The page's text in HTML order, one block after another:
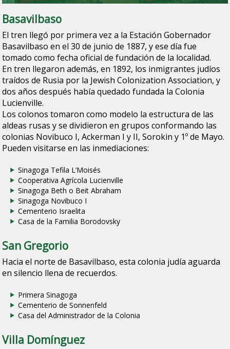
Basavilbaso
El tren llegó por primera vez a la Estación Gobernador
Basavilbaso en el 30 de junio de 1887, y ese día fue
tomado como fecha oficial de fundación de la localidad.
En tren llegaron además, en 1892, los inmigrantes judíos
traídos de Rusia por la Jewish Colonization Association, y
dos años después había quedado fundada la Colonia
Lucienville.
Los colonos tomaron como modelo la estructura de las
aldeas rusas y se dividieron en grupos conformando las
colonias Novibuco I, Ackerman I y II, Sorokin y 1º de Mayo.
Pueden visitarse en las inmediaciones:
Sinagoga Tefila L’Moisés
Cooperativa Agrícola Lucienville
Sinagoga Beth o Beit Abraham
Sinagoga Novibuco I
Cementerio Israelita
Casa de la Familia Borodovsky
San Gregorio
Hacia el norte de Basavilbaso, esta colonia judía aguarda
en silencio llena de recuerdos.
Primera Sinagoga
Cementerio de Sonnenfeld
Casa del Administrador de la Colonia
Villa Domínguez